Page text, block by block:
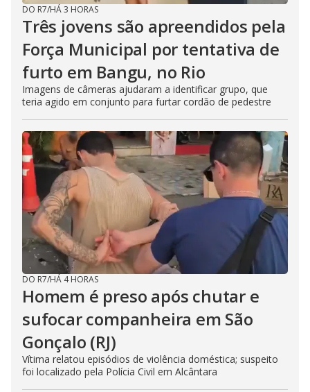
DO R7/HÁ 3 HORAS
Três jovens são apreendidos pela
Força Municipal por tentativa de
furto em Bangu, no Rio
Imagens de câmeras ajudaram a identificar grupo, que
teria agido em conjunto para furtar cordão de pedestre
DO R7/HÁ 4 HORAS
Homem é preso após chutar e
sufocar companheira em São
Gonçalo (RJ)
Vítima relatou episódios de violência doméstica; suspeito
foi localizado pela Polícia Civil em Alcântara